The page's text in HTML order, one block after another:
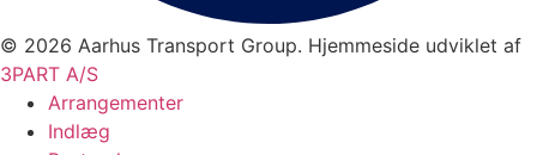
© 2026 Aarhus Transport Group. Hjemmeside udviklet af
3PART A/S
Arrangementer
Indlæg